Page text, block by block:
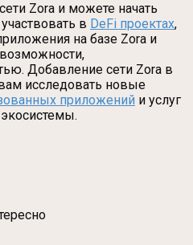
Zora и можете начать
в DeFi проектах,
на базе Zora и
Добавление сети Zora в
исследовать новые
приложений и услуг